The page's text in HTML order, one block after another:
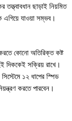
তত্ত্বাবধান ছাড়াই নিয়মিত
এগিয়ে যাওয়া সম্ভব।
কোনো অতিরিক্ত কষ্ট
দিককেই সক্রিয় রাখে।
সিস্টেমে ১২ ধাপের স্পিড
করতে পারবেন।